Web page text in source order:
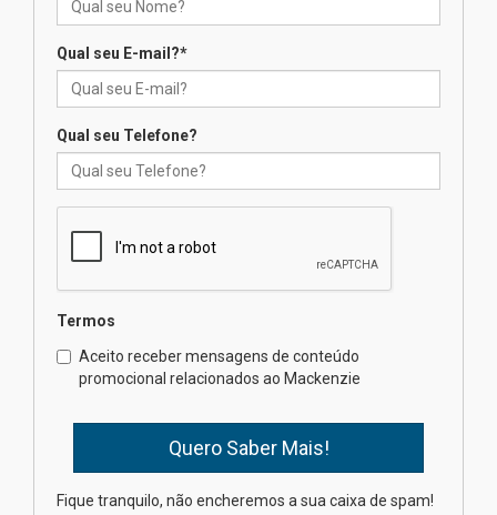
das novas tecnologias em
calouros do segundo semestre
04.08.2026
Brasília prepara seus
estudantes para o PAS antes
mesmo do Ensino Médio
na educação dos filhos além da
Qual seu E-mail?*
Qual seu Telefone?
Termos
Aceito receber mensagens de conteúdo
promocional relacionados ao Mackenzie
Fique tranquilo, não encheremos a sua caixa de spam!